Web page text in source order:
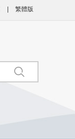
繁體版